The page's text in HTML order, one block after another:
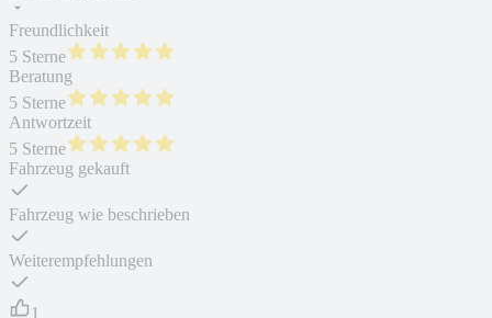
Freundlichkeit
5 Sterne
Beratung
5 Sterne
Antwortzeit
5 Sterne
Fahrzeug gekauft
Fahrzeug wie beschrieben
Weiterempfehlungen
1